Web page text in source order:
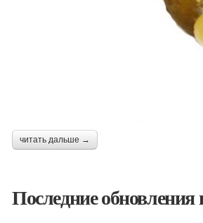
читать дальше →
Последние обновления